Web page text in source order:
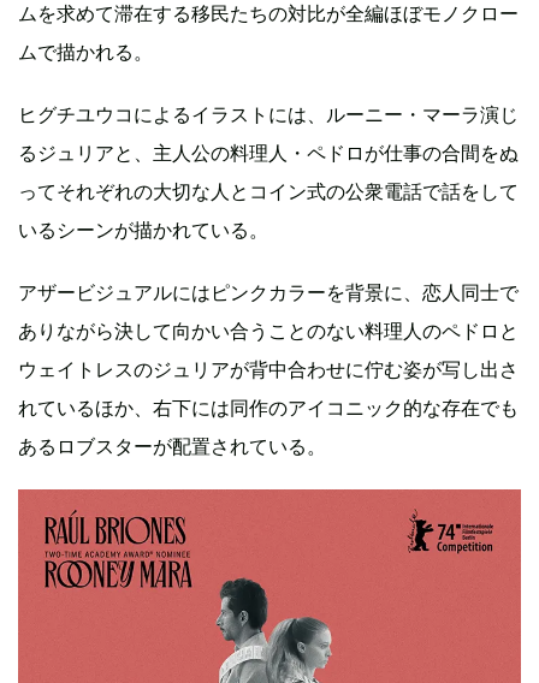
ムを求めて滞在する移民たちの対比が全編ほぼモノクロー
ムで描かれる。
ヒグチユウコによるイラストには、ルーニー・マーラ演じ
るジュリアと、主人公の料理人・ペドロが仕事の合間をぬ
ってそれぞれの大切な人とコイン式の公衆電話で話をして
いるシーンが描かれている。
アザービジュアルにはピンクカラーを背景に、恋人同士で
ありながら決して向かい合うことのない料理人のペドロと
ウェイトレスのジュリアが背中合わせに佇む姿が写し出さ
れているほか、右下には同作のアイコニック的な存在でも
あるロブスターが配置されている。